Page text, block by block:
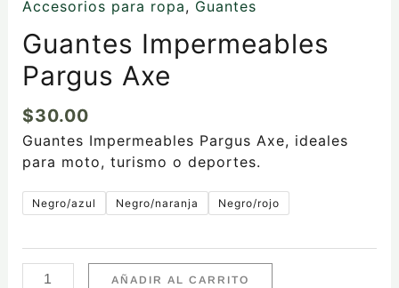
Accesorios para ropa, Guantes
Guantes Impermeables
Pargus Axe
$30.00
Guantes Impermeables Pargus Axe, ideales
para moto, turismo o deportes.
Negro/azul Negro/naranja Negro/rojo
AÑADIR AL CARRITO